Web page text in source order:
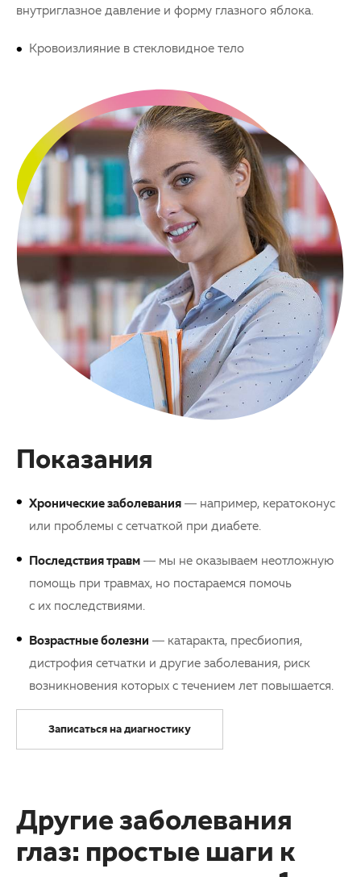
внутриглазное давление и форму глазного яблока.
Кровоизлияние в стекловидное тело
Показания
Хронические заболевания — например, кератоконус
или проблемы с сетчаткой при диабете.
Последствия травм — мы не оказываем неотложную
помощь при травмах, но постараемся помочь
с их последствиями.
Возрастные болезни — катаракта, пресбиопия,
дистрофия сетчатки и другие заболевания, риск
возникновения которых с течением лет повышается.
Записаться на диагностику
Другие заболевания
глаз: простые шаги к